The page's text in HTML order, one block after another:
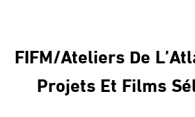
FIFM/Ateliers De
Projets Et Films